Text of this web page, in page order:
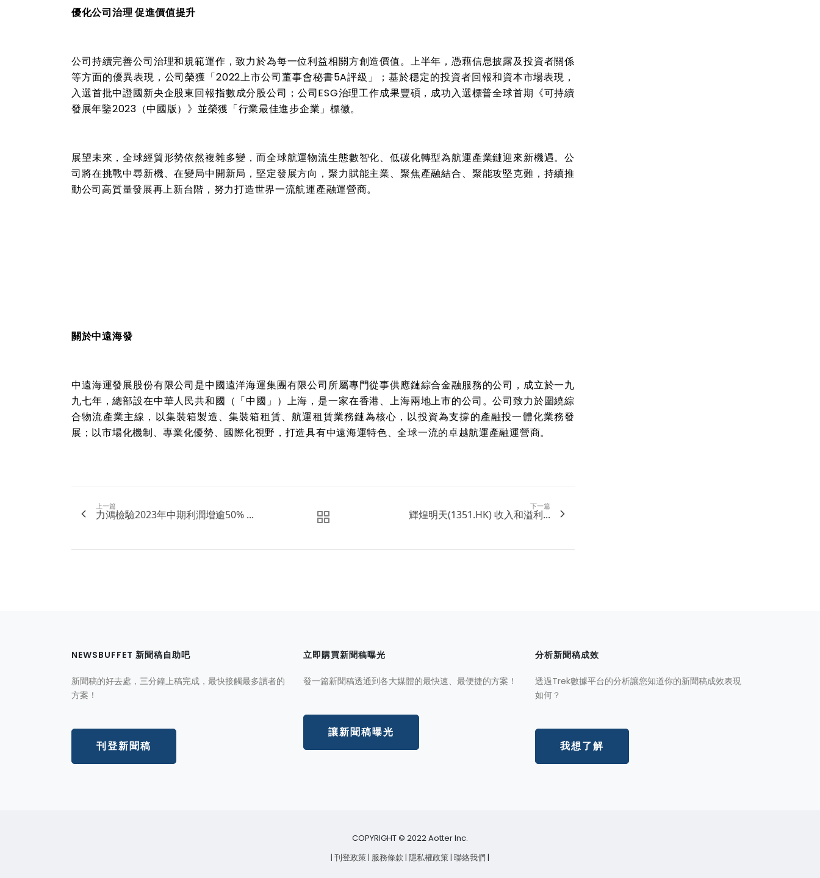
優化公司治理 促進價值提升
公司持續完善公司治理和規範運作，致力於為每一位利益相關方創造價值。上半年，憑藉信息披露及投資者關係
等方面的優異表現，公司榮獲「2022上市公司董事會秘書5A評級」；基於穩定的投資者回報和資本市場表現，
入選首批中證國新央企股東回報指數成分股公司；公司ESG治理工作成果豐碩，成功入選標普全球首期《可持續
發展年鑒2023 （中國版）》並榮獲「行業最佳進步企業」標徽。
展望未來，全球經貿形勢依然複雜多變，而全球航運物流生態數智化、低碳化轉型為航運產業鏈迎來新機遇。公
司將在挑戰中尋新機、在變局中開新局，堅定發展方向，聚力賦能主業、聚焦產融結合、聚能攻堅克難，持續推
動公司高質量發展再上新台階，努力打造世界一流航運產融運營商。
關於中遠海發
中遠海運發展股份有限公司是中國遠洋海運集團有限公司所屬專門從事供應鏈綜合金融服務的公司，成立於一九
九七年，總部設在中華人民共和國（「中國」）上海，是一家在香港、上海兩地上市的公司。公司致力於圍繞綜
合物流產業主線，以集裝箱製造、集裝箱租賃、航運租賃業務鏈為核心，以投資為支撐的產融投一體化業務發
展；以市場化機制、專業化優勢、國際化視野，打造具有中遠海運特色、全球一流的卓越航運產融運營商。
上一篇
力鴻檢驗2023年中期利潤增逾50% ...
下一篇
輝煌明天(1351.HK) 收入和溢利...
NEWSBUFFET 新聞稿自助吧
新聞稿的好去處，三分鐘上稿完成，最快接觸最多讀者的
方案！
刊登新聞稿
立即購買新聞稿曝光
發一篇新聞稿透通到各大媒體的最快速、最便捷的方案！
讓新聞稿曝光
分析新聞稿成效
透過Trek數據平台的分析讓您知道你的新聞稿成效表現
如何？
我想了解
COPYRIGHT © 2022 Aotter Inc.
| 刊登政策| 服務條款 | 隱私權政策| 聯絡我們 |